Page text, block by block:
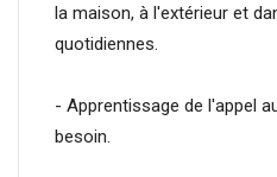
la maison, à l'extérieur et
quotidiennes.
- Apprentissage de l'appel
besoin.